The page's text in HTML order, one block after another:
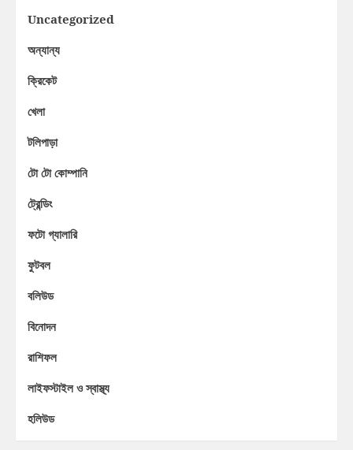
Uncategorized
অন্যান্য
ক্রিকেট
খেলা
টলিপাড়া
টো টো কোম্পানি
ট্রেন্ডিং
ফটো গ্যালারি
ফুটবল
বলিউড
বিনোদন
রাশিফল
লাইফস্টাইল ও স্বাস্থ্য
হলিউড